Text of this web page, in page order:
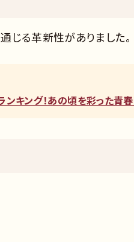
じる革新性がありました。
キング！あの頃を彩った青